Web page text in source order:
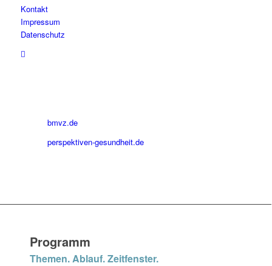
Kontakt
Impressum
Datenschutz
bmvz.de
perspektiven-gesundheit.de
Programm
Themen. Ablauf. Zeitfenster.